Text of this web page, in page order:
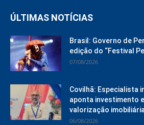
ÚLTIMAS NOTÍCIAS
Brasil: Governo de
edição do “Festival
07/08/2026
Covilhã: Especialista
aponta investimento
valorização
06/08/2026